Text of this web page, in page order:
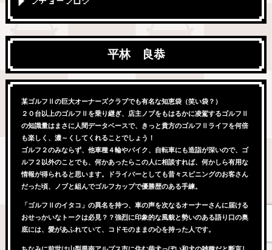
平林 良恭
某ゴルフⅡの巨大オーナーズクラブでも有名な知恵袋（笑い袋？）
２０台以上のゴルフⅡを乗り継ぎ、店主ノブをもはるかに凌駕するゴルフⅡ
の知識量はまさに人間データベースで、きっと貴方のゴルフⅡライフを何倍
も楽しく、濃～くしてくれることでしょう！
ゴルフ２のみならず、他車種４輪やバイク、自転車にも造詣が深いので、ゴ
ルフ２以外のことでも、何かあったらこの人に相談すれば、何かしら有用な
情報が得られると思います。ドライバーとしても昔々スピニングのお客さん
だった頃、ノブと組んでゴルフカップで優勝歴のある手練。
「ゴルフⅡのイタコ」の異名を持つ、車の声を次なるオーナーさんに届ける
おせっかいなトークは必見？？強烈に印象的な風貌と勢いのある語り口の奥
底には、愛があふれていて、コドモのままの心を持った人です。
ちなみに前世は山梨県南アルプス市に住む柴犬っぽい和犬の雑種だと断言し